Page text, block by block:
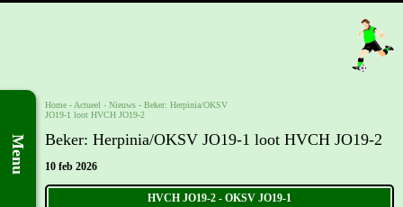
Menu
Home - Actueel - Nieuws - Beker: Herpinia/OKSV
JO19-1 loot HVCH JO19-2
Beker: Herpinia/OKSV JO19-1 loot HVCH JO19-2
10 feb 2026
HVCH JO19-2 - OKSV JO19-1